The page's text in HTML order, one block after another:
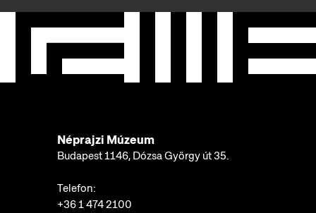
Néprajzi Múzeum
Budapest 1146, Dózsa György út 35.
Telefon:
+36 1 474 2100